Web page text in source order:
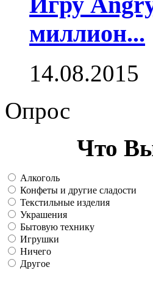
миллион...
14.08.2015
Опрос
Что
Алкоголь
Конфеты и другие сладости
Текстильные изделия
Украшения
Бытовую технику
Игрушки
Ничего
Другое